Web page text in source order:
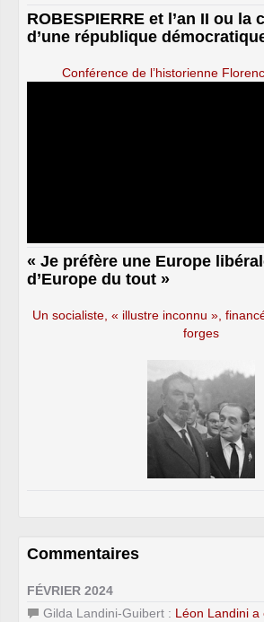
ROBESPIERRE et l’an II ou la
d’une république
Conférence de l’historienne
« Je préfère une Europe
d’Europe du tout »
Un socialiste, « illustre inconnu »,
forges
Commentaires
FÉVRIER 2024
Gilda Landini-Guibert : Léon Landini a